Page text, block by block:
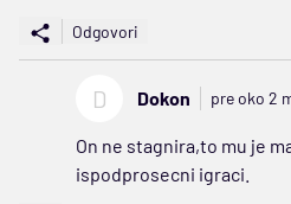
Odgovori
D Dokon pre oko 2
On ne stagnira,to mu je
ispodprosecni igraci.